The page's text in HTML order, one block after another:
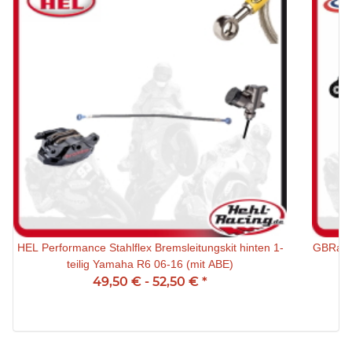
HEL Performance Stahlflex Bremsleitungskit hinten 1-
teilig Yamaha R6 06-16 (mit ABE)
49,50 € - 52,50 € *